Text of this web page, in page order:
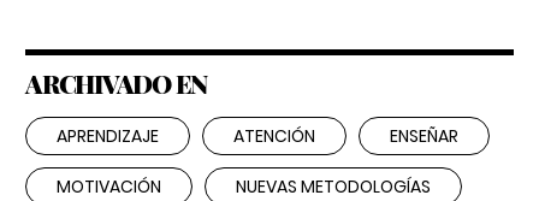
ARCHIVADO EN
APRENDIZAJE ATENCIÓN ENSEÑAR
MOTIVACIÓN NUEVAS METODOLOGÍAS